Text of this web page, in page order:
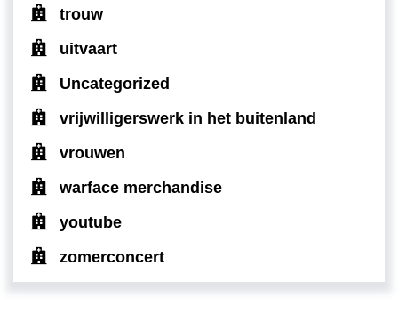
trouw
uitvaart
Uncategorized
vrijwilligerswerk in het buitenland
vrouwen
warface merchandise
youtube
zomerconcert